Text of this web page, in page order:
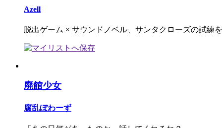
Azell
脱出ゲーム × サウンドノベル、サンタクローズの試練
廃館少女
腐乱ぼわーず